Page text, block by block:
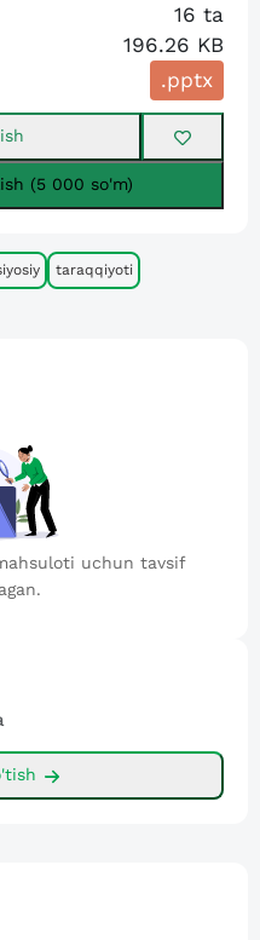
16 ta
196.26 KB
.pptx
(5 000 so'm)
taraqqiyoti
uchun tavsif